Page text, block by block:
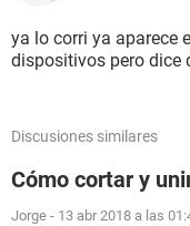
ya lo corri ya aparece
dispositivos pero dice
Discusiones similares
Cómo cortar y
Jorge - 13 abr 2018 a las